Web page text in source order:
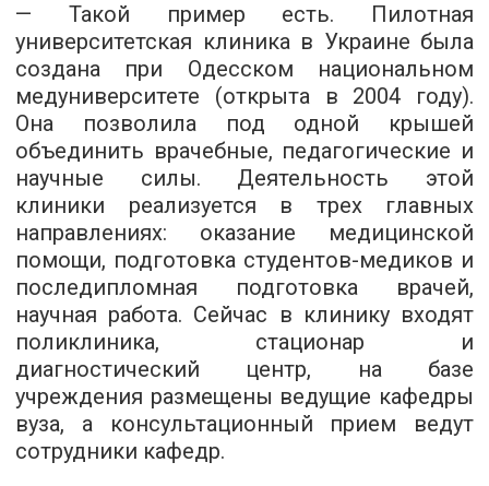
— Такой пример есть. Пилотная
университетская клиника в Украине была
создана при Одесском национальном
медуниверситете (открыта в 2004 году).
Она позволила под одной крышей
объединить врачебные, педагогические и
научные силы. Деятельность этой
клиники реализуется в трех главных
направлениях: оказание медицинской
помощи, подготовка студентов-медиков и
последипломная подготовка врачей,
научная работа. Сейчас в клинику входят
поликлиника, стационар и
диагностический центр, на базе
учреждения размещены ведущие кафедры
вуза, а консультационный прием ведут
сотрудники кафедр.